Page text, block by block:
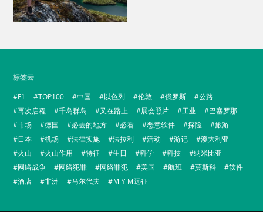
标签云
F1
TOP100 中国 以色列 伦敦 俄罗斯
公路
再次启程
千岛群岛 又在路上 展会照片 工业
巴塞罗那
市场
德国 必去的地方 必看 恶意软件 探险
旅游
日本
机场 法律实施 法拉利 活动 游记
澳大利亚
火山
火山作用 特征 生日 科学 科技
纳米比亚
网络战争
网络犯罪 网络罪犯 美国 航班 莫斯科
软件
酒店
非洲 马尔代夫 ＭＹＭ远征